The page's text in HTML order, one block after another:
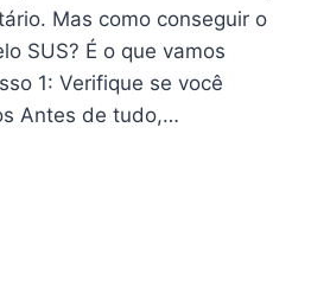
Mas como conseguir o
SUS? É o que vamos
1: Verifique se você
Antes de tudo,…